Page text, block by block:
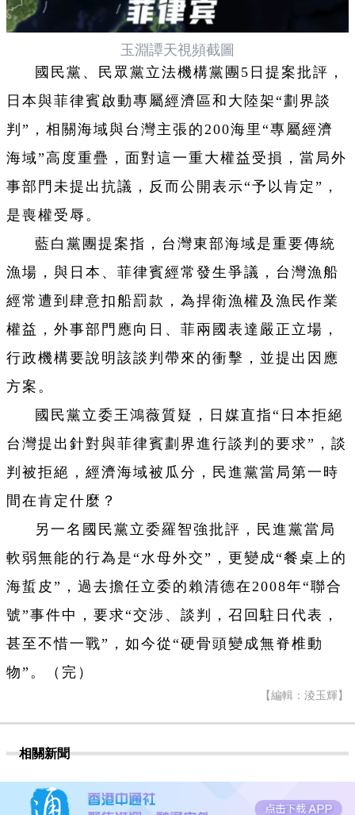
玉淵譚天視頻截圖
國民黨、民眾黨立法機構黨團5日提案批評，
日本與菲律賓啟動專屬經濟區和大陸架“劃界談
判”，相關海域與台灣主張的200海里“專屬經濟
海域”高度重疊，面對這一重大權益受損，當局外
事部門未提出抗議，反而公開表示“予以肯定”，
是喪權受辱。
藍白黨團提案指，台灣東部海域是重要傳統
漁場，與日本、菲律賓經常發生爭議，台灣漁船
經常遭到肆意扣船罰款，為捍衛漁權及漁民作業
權益，外事部門應向日、菲兩國表達嚴正立場，
行政機構要說明該談判帶來的衝擊，並提出因應
方案。
國民黨立委王鴻薇質疑，日媒直指“日本拒絕
台灣提出針對與菲律賓劃界進行談判的要求”，談
判被拒絕，經濟海域被瓜分，民進黨當局第一時
間在肯定什麼？
另一名國民黨立委羅智強批評，民進黨當局
軟弱無能的行為是“水母外交”，更變成“餐桌上的
海蜇皮”，過去擔任立委的賴清德在2008年“聯合
號”事件中，要求“交涉、談判，召回駐日代表，
甚至不惜一戰”，如今從“硬骨頭變成無脊椎動
物”。（完）
【編輯：淩玉輝】
相關新聞